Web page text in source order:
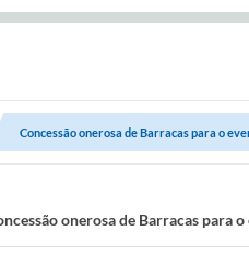
Concessão onerosa de Barracas para o
onerosa de Barracas para